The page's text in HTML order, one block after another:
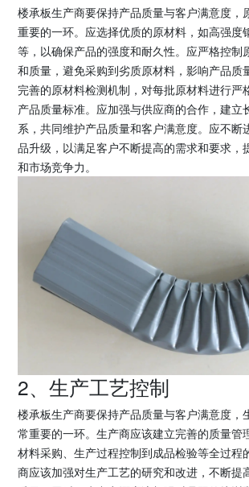
楼承板生产商要保持产品质量与客户满意度，
重要的一环。应选择优质的原材料，如高强度
等，以确保产品的强度和耐久性。应严格控制
和质量，避免采购到劣质原材料，影响产品质
完善的原材料检测机制，对每批原材料进行严
产品质量标准。应加强与供应商的合作，建立
系，共同维护产品质量和客户满意度。应不断
品升级，以满足客户不断提高的需求和要求，
和市场竞争力。
2、生产工艺控制
楼承板生产商要保持产品质量与客户满意度，
常重要的一环。生产商应该建立完善的质量管
材料采购、生产过程控制到成品检验等全过程
商应该加强对生产工艺的研究和改进，不断提